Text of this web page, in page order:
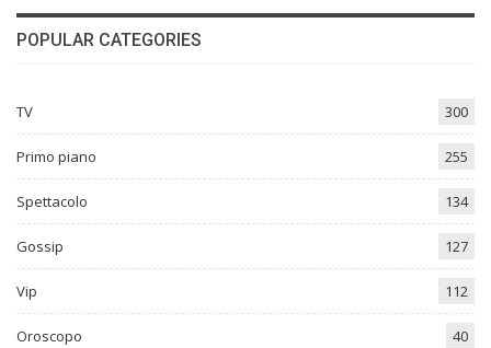
POPULAR CATEGORIES
TV 300
Primo piano 255
Spettacolo 134
Gossip 127
Vip 112
Oroscopo 40